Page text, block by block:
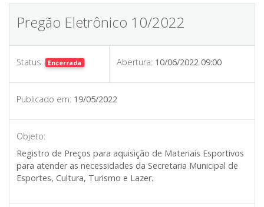
Pregão Eletrônico 10/2022
Status: Encerrada Abertura: 10/06/2022 09:00
Publicado em: 19/05/2022
Objeto:
Registro de Preços para aquisição de Materiais Esportivos
para atender as necessidades da Secretaria Municipal de
Esportes, Cultura, Turismo e Lazer.